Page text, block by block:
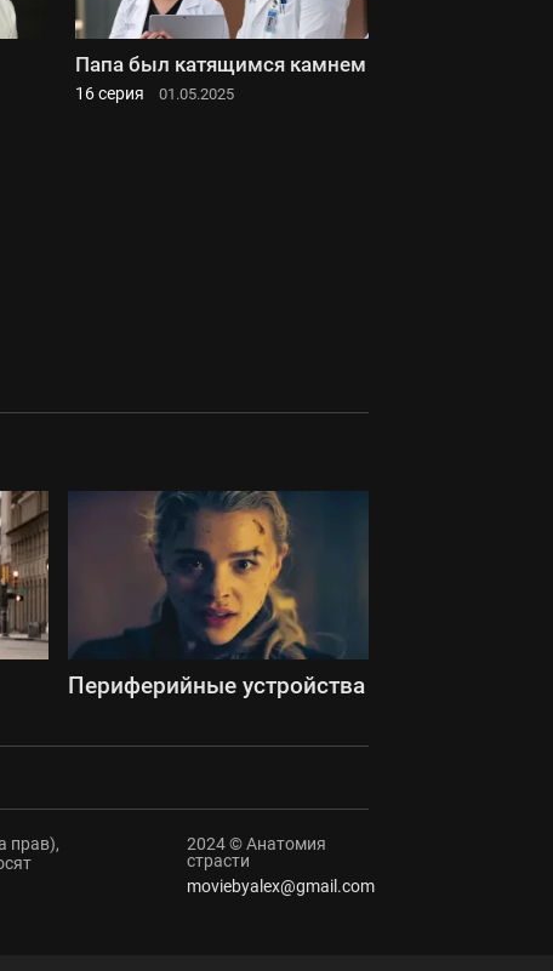
Папа был катящимся камнем
16 серия 01.05.2025
Периферийные устройства
прав),
2024 © Анатомия
страсти
moviebyalex@gmail.com